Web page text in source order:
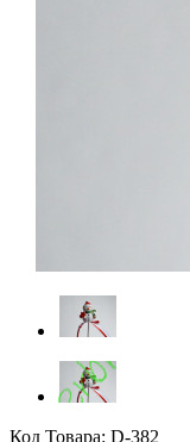
Код Товара: D-382